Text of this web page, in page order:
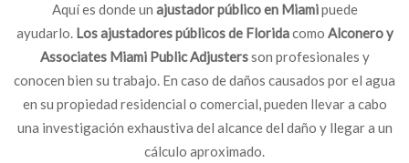
Aquí es donde un ajustador público en Miamipuede
ayudarlo. Los ajustadores públicos de Floridacomo Alconero y
Associates Miami Public Adjustersson profesionales y
conocen bien su trabajo. En caso de daños causados ​​por el agua
en su propiedad residencial o comercial, pueden llevar a cabo
una investigación exhaustiva del alcance del daño y llegar a un
cálculo aproximado.